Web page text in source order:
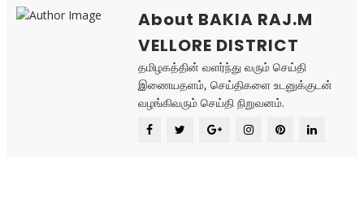
About BAKIA RAJ.M
VELLORE DISTRICT
தமிழகத்தின் வளர்ந்து வரும் செய்தி
இணையதளம், செய்திகளை உடனுக்குடன்
வழங்கிவரும் செய்தி நிறுவனம்.